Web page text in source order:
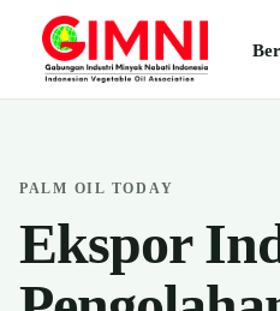
PALM OIL TODAY
Ekspor